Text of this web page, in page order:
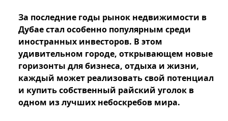
За последние годы рынок недвижимости в
Дубае стал особенно популярным среди
иностранных инвесторов. В этом
удивительном городе, открывающем новые
горизонты для бизнеса, отдыха и жизни,
каждый может реализовать свой потенциал
и купить собственный райский уголок в
одном из лучших небоскребов мира.